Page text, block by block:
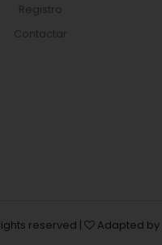
Registro
Contactar
reserved | Adapted by